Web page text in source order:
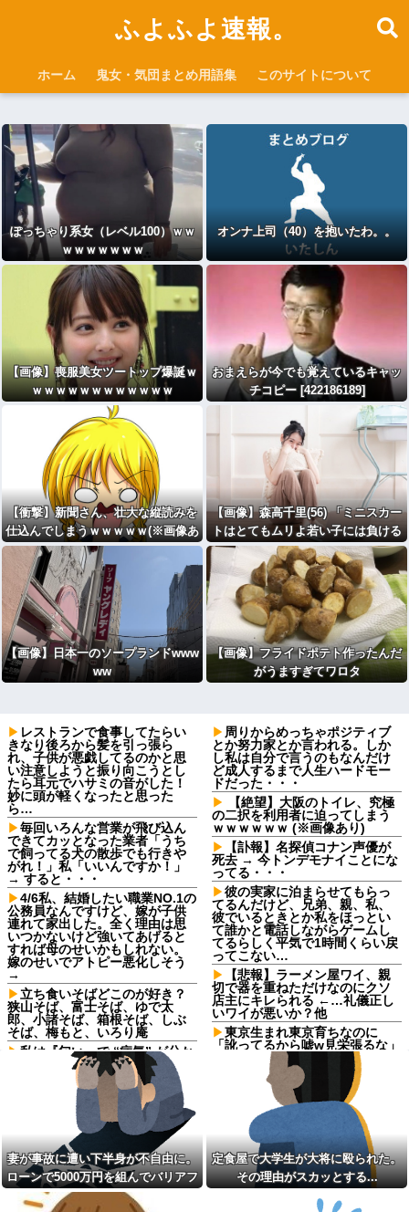
ふよふよ速報。
ホーム 鬼女・気団まとめ用語集 このサイトについて
ぽっちゃり系女（レベル100）ｗｗ
ｗｗｗｗｗｗｗ
オンナ上司（40）を抱いたわ。。
【画像】喪服美女ツートップ爆誕ｗ
ｗｗｗｗｗｗｗｗｗｗｗｗ
おまえらが今でも覚えているキャッ
チコピー [422186189]
【衝撃】新聞さん、壮大な縦読みを
仕込んでしまうｗｗｗｗｗ(※画像あ
り)
【画像】森高千里(56) 「ミニスカー
トはとてもムリよ若い子には負ける
わｗｗｗｗｗ」⇒♡
【画像】日本一のソープランドwww
ww
【画像】フライドポテト作ったんだ
がうますぎてワロタ
レストランで食事してたらい
きなり後ろから髪を引っ張ら
れ、子供が悪戯してるのかと思
い注意しようと振り向こうとし
たら耳元でハサミの音がした！
妙に頭が軽くなったと思った
ら…
毎回いろんな営業が飛び込ん
できてカッとなった業者「うち
で飼ってる犬の散歩でも行きや
がれ！」私「いいんですか！」
→ すると・・・
4/6私、結婚したい職業NO.1の
公務員なんですけど、嫁が子供
連れて家出した。全く理由は思
いつかないけど強いてあげると
すれば母のせいかもしれない。
嫁のせいでアトピー悪化しそう
→
立ち食いそばどこのが好き？
狭山そば、富士そば、ゆで太
郎、小諸そば、箱根そば、しぶ
そば、梅もと、いろり庵
私は『匂い』で “病気” が分か
る→ある日、義弟嫁の子供から
「ガンの匂い」がし始めたの
で、夫経由で「ガンではない
か」と伝えたら怒って絶縁、そ
の結果・・・
中1の息子が上級生にイジメに
遭っているらしい。「男なんだ
から一発殴ってやりゃ良いだ
ろ」と息子に言ったら・・・
パートの面接で号泣しながら
「ここもダメだったらもう食べ
周りからめっちゃポジティブ
とか努力家とか言われる。しか
し私は自分で言うのもなんだけ
ど成人するまで人生ハードモー
ドだった・・・
【絶望】大阪のトイレ、究極
の二択を利用者に迫ってしまう
ｗｗｗｗｗｗ (※画像あり)
【訃報】名探偵コナン声優が
死去 → 今トンデモナイことにな
ってる・・・
彼の実家に泊まらせてもらっ
てるんだけど、兄弟、親、私、
彼でいるときとか私をほっとい
て誰かと電話しながらゲームし
てるらしく平気で1時間くらい戻
ってこない…
【悲報】ラーメン屋ワイ、親
切で器を重ねただけなのにクソ
店主にキレられる ←…礼儀正し
いワイが悪いか？他
東京生まれ東京育ちなのに
「訛ってるから嘘w見栄張るな」
と決めつける地方出身の同僚！
両親が九州からの上京組で言葉
が移ったと説明しても頑なに嘘
つき扱いしてくるのなんなん？
自炊するようになって炊き込
みご飯が簡単で美味しくてコス
パもいいことに気づいた
SNSで知り合ったJK10人と
S●Xしてハメ撮り770本撮ったイ
ケメン逮捕
wwwwwwwwwwwwwww
妻が事故に遭い下半身が不自由に。
ローンで5000万円を組んでバリアフ
リーの家を建てた。だが俺には作戦
定食屋で大学生が大将に殴られた。
その理由がスカッとする...